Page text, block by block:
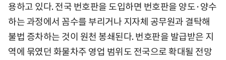
용하고 있다. 전국 번호판을 도입하면 번호판을 양도·양수
하는 과정에서 꼼수를 부리거나 지자체 공무원과 결탁해
불법 증차하는 것이 원천 봉쇄된다. 번호판을 발급받은 지
역에 묶였던 화물차주 영업 범위도 전국으로 확대될 전망